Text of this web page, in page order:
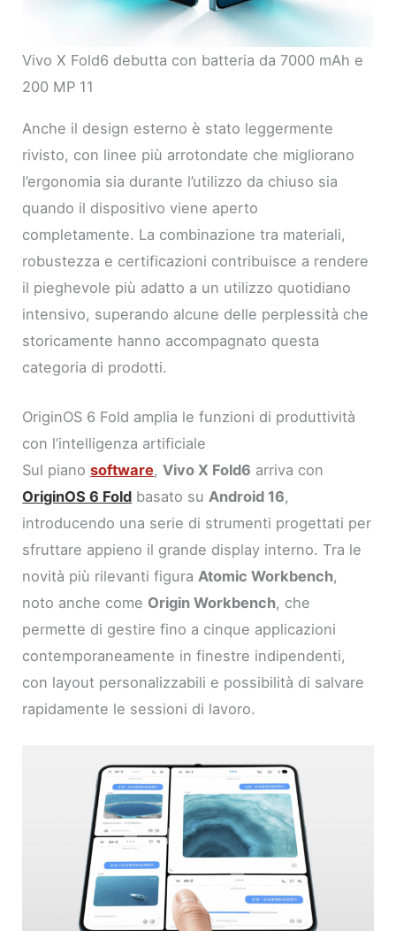
Vivo X Fold6 debutta con batteria da 7000 mAh e
200 MP 11
Anche il design esterno è stato leggermente
rivisto, con linee più arrotondate che migliorano
l’ergonomia sia durante l’utilizzo da chiuso sia
quando il dispositivo viene aperto
completamente. La combinazione tra materiali,
robustezza e certificazioni contribuisce a rendere
il pieghevole più adatto a un utilizzo quotidiano
intensivo, superando alcune delle perplessità che
storicamente hanno accompagnato questa
categoria di prodotti.
OriginOS 6 Fold amplia le funzioni di produttività
con l’intelligenza artificiale
Sul pianosoftware,Vivo X Fold6 arriva con
OriginOS 6 Fold basato su Android 16,
introducendo una serie di strumenti progettati per
sfruttare appieno il grande display interno. Tra le
novità più rilevanti figura Atomic Workbench,
noto anche come Origin Workbench, che
permette di gestire fino a cinque applicazioni
contemporaneamente in finestre indipendenti,
con layout personalizzabili e possibilità di salvare
rapidamente le sessioni di lavoro.